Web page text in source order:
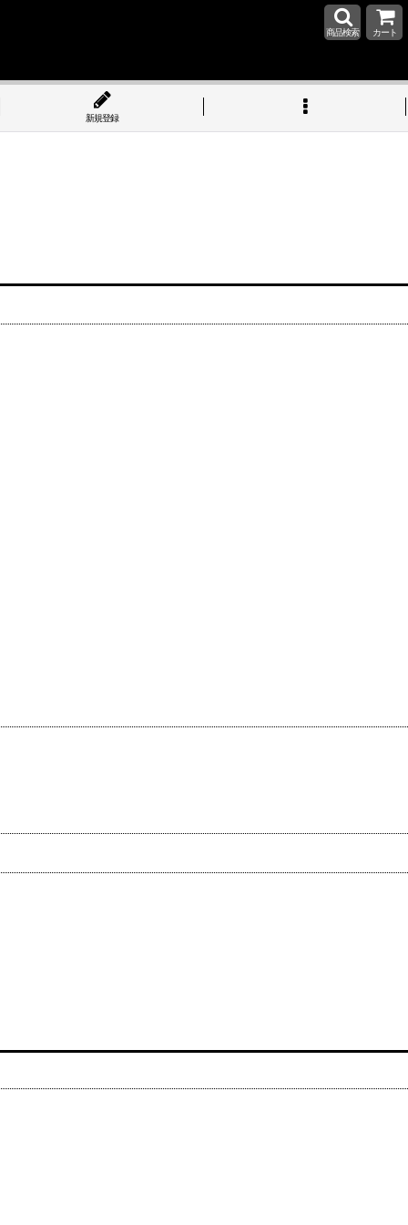
商品検索 カート
新規登録